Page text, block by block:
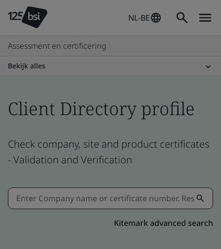
NL-BE
Assessment en certificering
Bekijk alles
Client Directory profile
Check company, site and product certificates
- Validation and Verification
Kitemark advanced search